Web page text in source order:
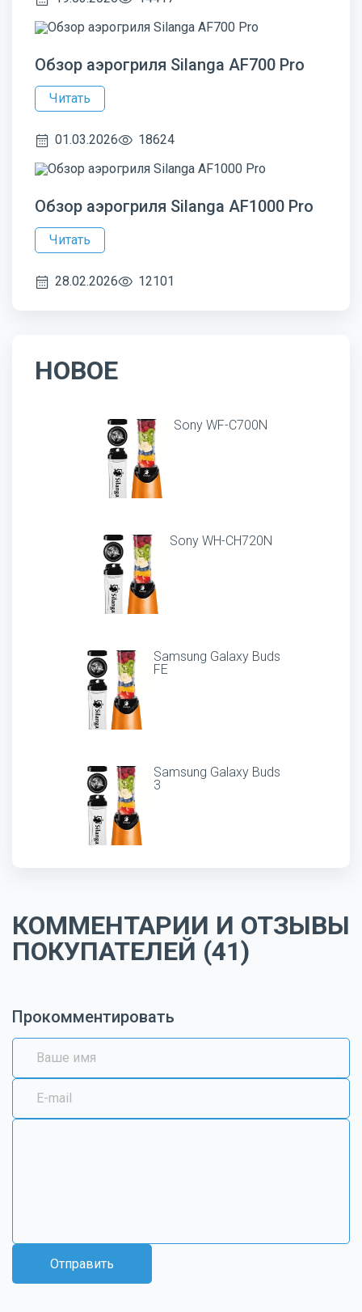
Обзор аэрогриля Silanga AF700 Pro
Читать
01.03.2026 18624
Обзор аэрогриля Silanga AF1000 Pro
Читать
28.02.2026 12101
НОВОЕ
Sony WF-C700N
Sony WH-CH720N
Samsung Galaxy Buds
FE
Samsung Galaxy Buds
3
КОММЕНТАРИИ И ОТЗЫВЫ
ПОКУПАТЕЛЕЙ (41)
Прокомментировать
Отправить